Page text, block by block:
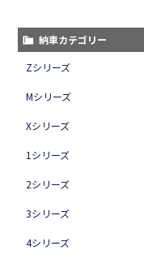
納車カテゴリー
Zシリーズ
Mシリーズ
Xシリーズ
1シリーズ
2シリーズ
3シリーズ
4シリーズ